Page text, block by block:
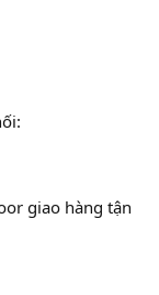
giao hàng tận